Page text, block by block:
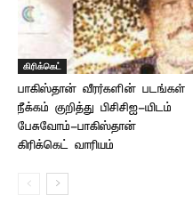
கிரிக்கெட்
பாகிஸ்தான் வீரர்களின் படங்கள்
நீக்கம் குறித்து பிசிசிஐ-யிடம்
பேசுவோம்-பாகிஸ்தான்
கிரிக்கெட் வாரியம்